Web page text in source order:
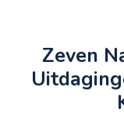
Zeven